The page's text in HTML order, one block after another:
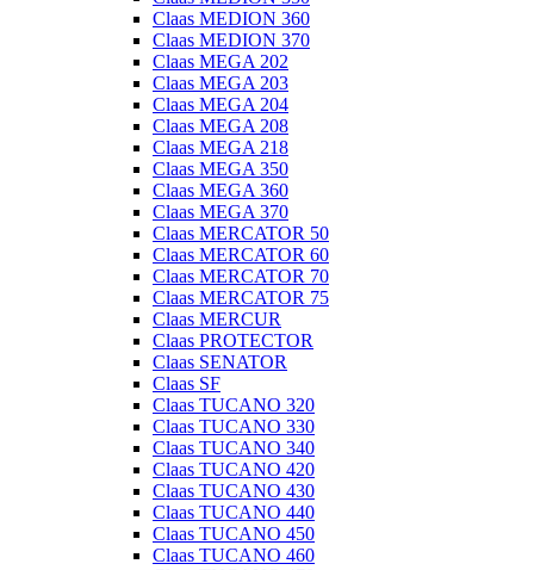
Claas MEDION 360
Claas MEDION 370
Claas MEGA 202
Claas MEGA 203
Claas MEGA 204
Claas MEGA 208
Claas MEGA 218
Claas MEGA 350
Claas MEGA 360
Claas MEGA 370
Claas MERCATOR 50
Claas MERCATOR 60
Claas MERCATOR 70
Claas MERCATOR 75
Claas MERCUR
Claas PROTECTOR
Claas SENATOR
Claas SF
Claas TUCANO 320
Claas TUCANO 330
Claas TUCANO 340
Claas TUCANO 420
Claas TUCANO 430
Claas TUCANO 440
Claas TUCANO 450
Claas TUCANO 460